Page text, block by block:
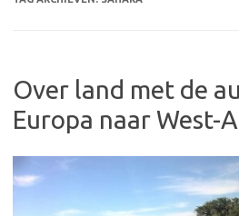
Over land met de
Europa naar West-